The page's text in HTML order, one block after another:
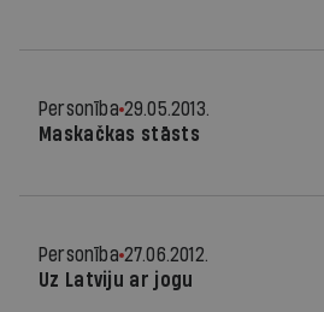
Personība 29.05.2013.
Maskačkas stāsts
Personība 27.06.2012.
Uz Latviju ar jogu